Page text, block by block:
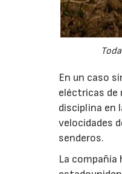
En un caso
eléctricas de
disciplina en
velocidades
senderos.
La